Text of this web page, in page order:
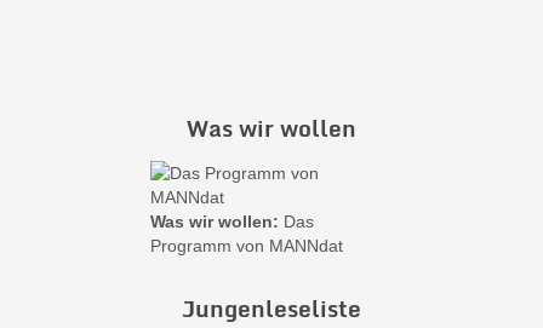
Was wir wollen
Was wir wollen: Das
Programm von MANNdat
Jungenleseliste